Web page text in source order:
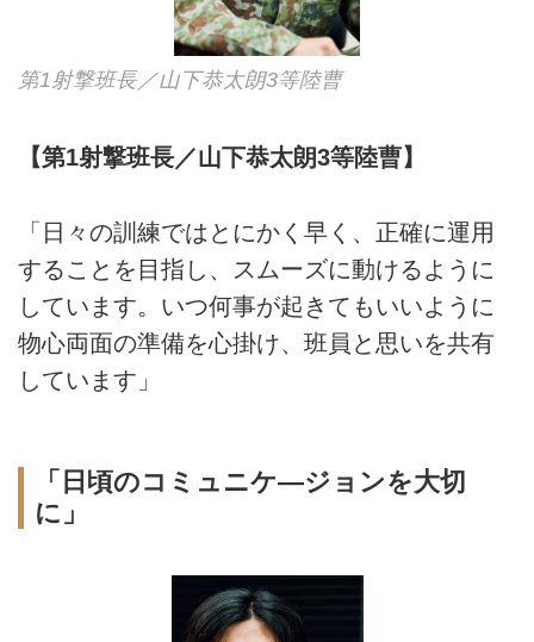
第1射撃班長／山下恭太朗3等陸曹
【第1射撃班長／山下恭太朗3等陸曹】
「日々の訓練ではとにかく早く、正確に運用
することを目指し、スムーズに動けるように
しています。いつ何事が起きてもいいように
物心両面の準備を心掛け、班員と思いを共有
しています」
「日頃のコミュニケ―ジョンを大切
に」